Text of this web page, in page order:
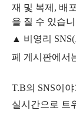
재 및 복제, 배
을 질 수 있습
▲ 비영리
페 게시판에서
T.B의 SNS이야
실시간으로 트